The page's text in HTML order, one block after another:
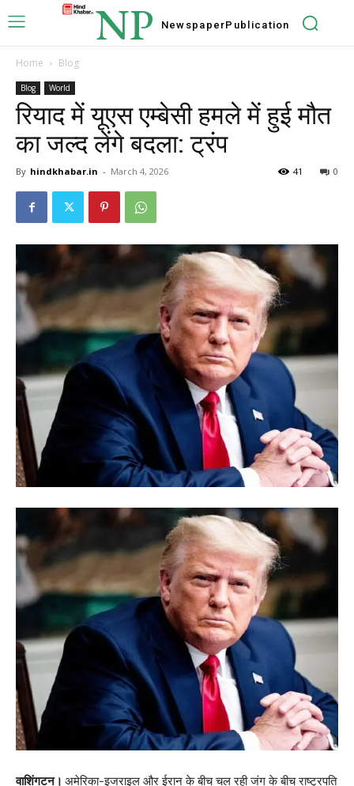
NP NewspaperPublication
Home Blog
Blog World
रियाद में यूएस एम्बेसी हमले में हुई मौत
का जल्द लेंगे बदला: ट्रंप
By hindkhabar.in - March 4, 2026 0
41
वाशिंगटन। अमेरिका-इजराइल और ईरान के बीच चल रही जंग के बीच राष्ट्रपति